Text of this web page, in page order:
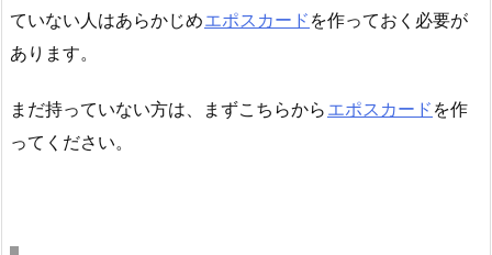
ていない人はあらかじめエポスカード を作っておく必要が
あります。
まだ持っていない方は、まずこちらから エポスカード を作
ってください。